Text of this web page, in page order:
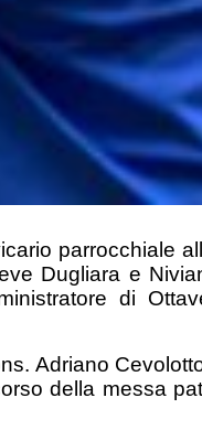
parrocchiale
Dugliara e
di
Adriano
della messa